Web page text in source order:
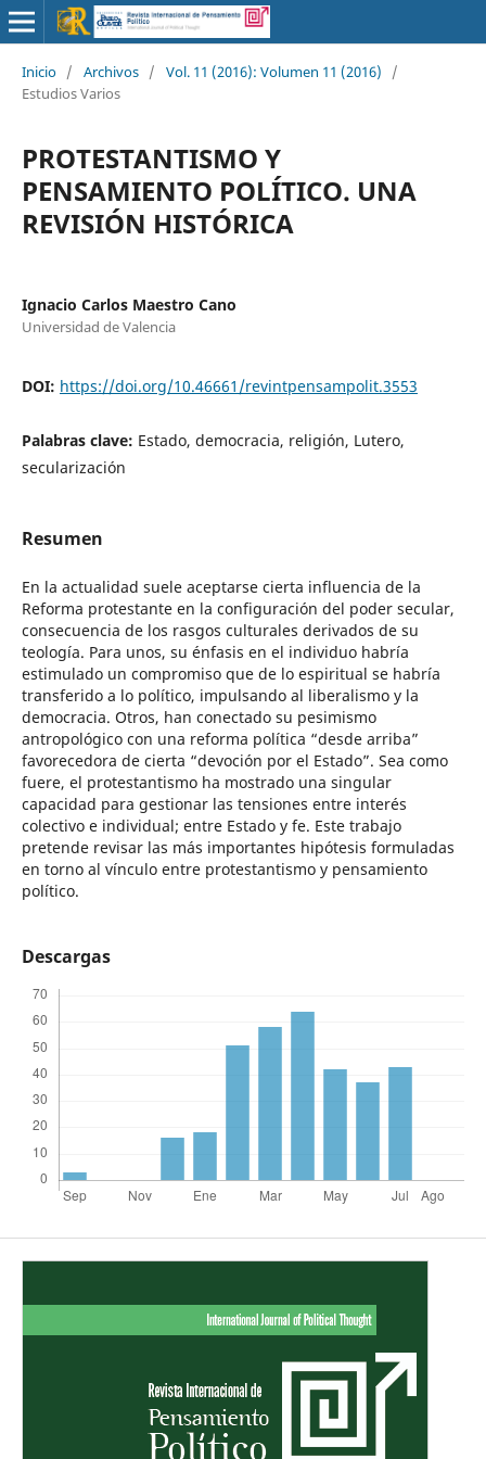
Inicio / Archivos / Vol. 11 (2016): Volumen 11 (2016)
/
Estudios Varios
PROTESTANTISMO Y
PENSAMIENTO POLÍTICO. UNA
REVISIÓN HISTÓRICA
Ignacio Carlos Maestro Cano
Universidad de Valencia
DOI: https://doi.org/10.46661/revintpensampolit.3553
Palabras clave: Estado, democracia, religión, Lutero,
secularización
Resumen
En la actualidad suele aceptarse cierta influencia de la
Reforma protestante en la configuración del poder secular,
consecuencia de los rasgos culturales derivados de su
teología. Para unos, su énfasis en el individuo habría
estimulado un compromiso que de lo espiritual se habría
transferido a lo político, impulsando al liberalismo y la
democracia. Otros, han conectado su pesimismo
antropológico con una reforma política “desde arriba”
favorecedora de cierta “devoción por el Estado”. Sea como
fuere, el protestantismo ha mostrado una singular
capacidad para gestionar las tensiones entre interés
colectivo e individual; entre Estado y fe. Este trabajo
pretende revisar las más importantes hipótesis formuladas
en torno al vínculo entre protestantismo y pensamiento
político.
Descargas